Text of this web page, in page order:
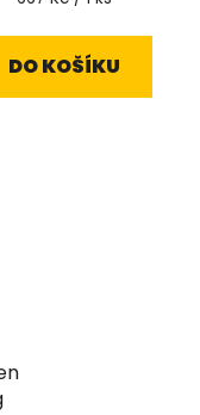
DO KOŠÍKU